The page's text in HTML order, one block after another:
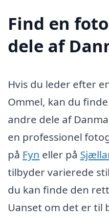
Find en
dele af
Hvis du leder efter
Ommel, kan du
andre dele af
en professionel
på Fyn eller på
tilbyder varierede
du kan finde den
Uanset om det er